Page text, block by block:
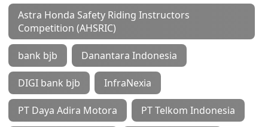
Astra Honda Safety Riding Instructors
Competition (AHSRIC)
bank bjb Danantara Indonesia
DIGI bank bjb InfraNexia
PT Daya Adira Motora PT Telkom Indonesia